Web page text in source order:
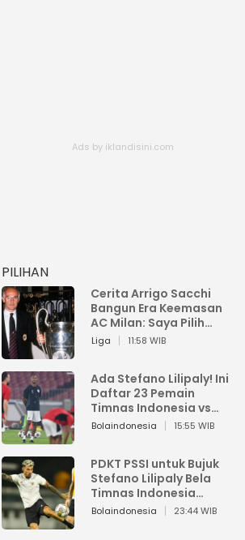
PILIHAN
Cerita Arrigo Sacchi
Bangun Era Keemasan
AC Milan: Saya Pilih
Pemain dari Isi Otaknya
Liga 11:58 WIB
Ada Stefano Lilipaly! Ini
Daftar 23 Pemain
Timnas Indonesia vs
China
Bolaindonesia 15:55 WIB
PDKT PSSI untuk Bujuk
Stefano Lilipaly Bela
Timnas Indonesia
Berakhir Berantakan
Bolaindonesia 23:44 WIB